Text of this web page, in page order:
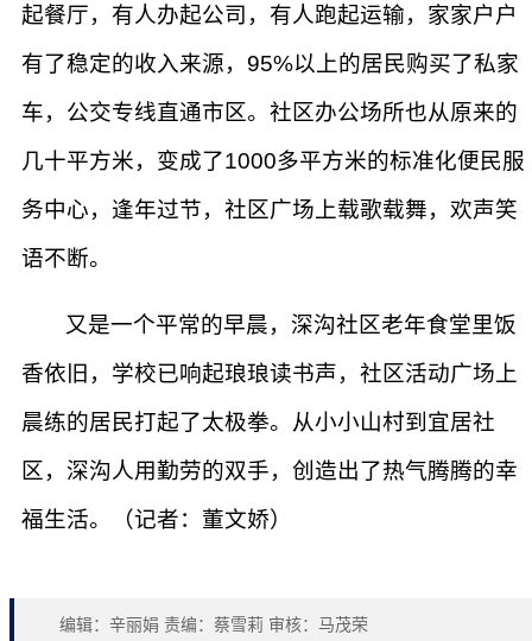
起餐厅，有人办起公司，有人跑起运输，家家户户
有了稳定的收入来源，95%以上的居民购买了私家
车，公交专线直通市区。社区办公场所也从原来的
几十平方米，变成了1000多平方米的标准化便民服
务中心，逢年过节，社区广场上载歌载舞，欢声笑
语不断。
又是一个平常的早晨，深沟社区老年食堂里饭
香依旧，学校已响起琅琅读书声，社区活动广场上
晨练的居民打起了太极拳。从小小山村到宜居社
区，深沟人用勤劳的双手，创造出了热气腾腾的幸
福生活。（记者：董文娇）
编辑：辛丽娟 责编：蔡雪莉 审核：马茂荣